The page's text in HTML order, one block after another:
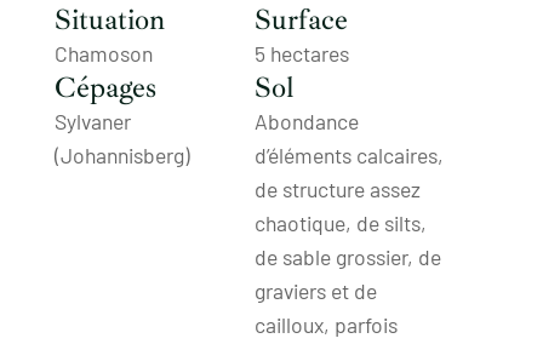
Situation
Chamoson
Surface
5 hectares
Cépages
Sylvaner
(Johannisberg)
Sol
Abondance
d’éléments calcaires,
de structure assez
chaotique, de silts,
de sable grossier, de
graviers et de
cailloux, parfois